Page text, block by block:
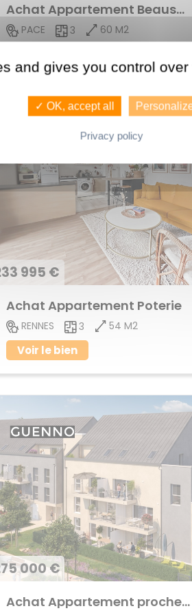
Achat Appartement Beausoleil
PACE 3 60 M2
995 €
Achat Appartement Poterie
RENNES 3 54 M2
Voir le bien
000 €
Achat Appartement proche centre ville
and gives you control
✓ OK, accept all
Privacy policy